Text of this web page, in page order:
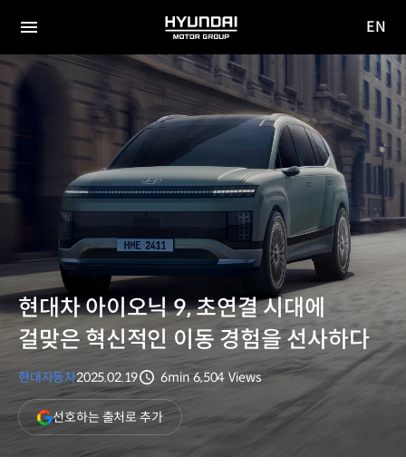
전체
메뉴
HYUNDAI
MOTOR
GROUP
사이
이동
EN
현대차 아이오닉 9, 초연결 시대에
걸맞은 혁신적인 이동 경험을 선사하다
현대자동차2025.02.19
분량
6min 6,504 Views
선호하는 출처로 추가(새
창
열림)